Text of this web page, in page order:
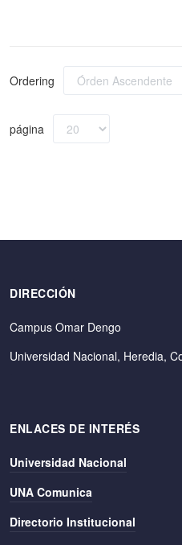
Ordering
página
DIRECCIÓN
Campus Omar Dengo
Universidad Nacional, Heredia,
ENLACES DE INTERÉS
Universidad Nacional
UNA Comunica
Directorio Institucional